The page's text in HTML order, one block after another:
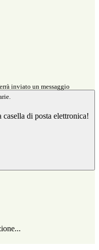
inviato un messaggio
di posta elettronica!